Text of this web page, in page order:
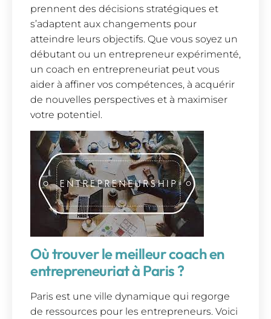
prennent des décisions stratégiques et
s’adaptent aux changements pour
atteindre leurs objectifs. Que vous soyez un
débutant ou un entrepreneur expérimenté,
un coach en entrepreneuriat peut vous
aider à affiner vos compétences, à acquérir
de nouvelles perspectives et à maximiser
votre potentiel.
Où trouver le meilleur coach en
entrepreneuriat à Paris ?
Paris est une ville dynamique qui regorge
de ressources pour les entrepreneurs. Voici